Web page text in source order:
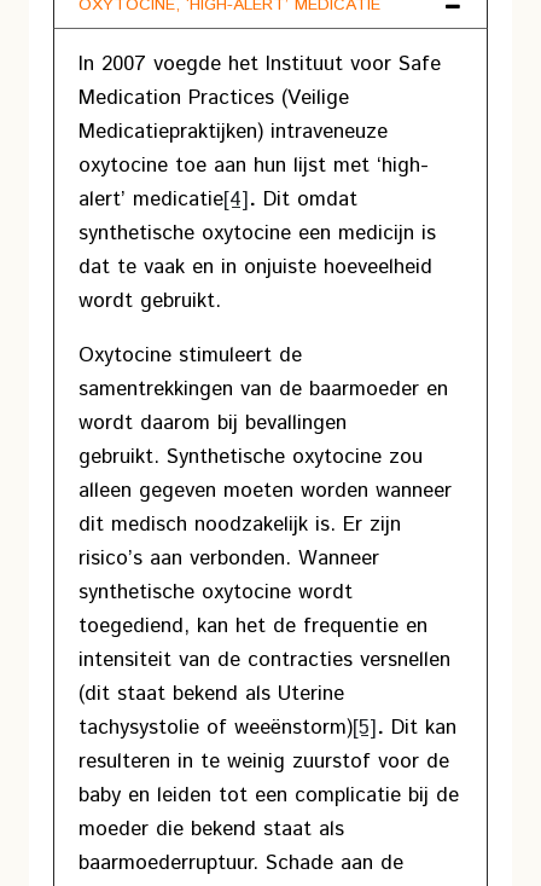
OXYTOCINE, ‘HIGH-ALERT’ MEDICATIE
In 2007 voegde het Instituut voor Safe
Medication Practices (Veilige
Medicatiepraktijken) intraveneuze
oxytocine toe aan hun lijst met ‘high-
alert’ medicatie[4]. Dit omdat
synthetische oxytocine een medicijn is
dat te vaak en in onjuiste hoeveelheid
wordt gebruikt.
Oxytocine stimuleert de
samentrekkingen van de baarmoeder en
wordt daarom bij bevallingen
gebruikt. Synthetische oxytocine zou
alleen gegeven moeten worden wanneer
dit medisch noodzakelijk is. Er zijn
risico’s aan verbonden. Wanneer
synthetische oxytocine wordt
toegediend, kan het de frequentie en
intensiteit van de contracties versnellen
(dit staat bekend als Uterine
tachysystolie of weeënstorm)[5]. Dit kan
resulteren in te weinig zuurstof voor de
baby en leiden tot een complicatie bij de
moeder die bekend staat als
baarmoederruptuur. Schade aan de